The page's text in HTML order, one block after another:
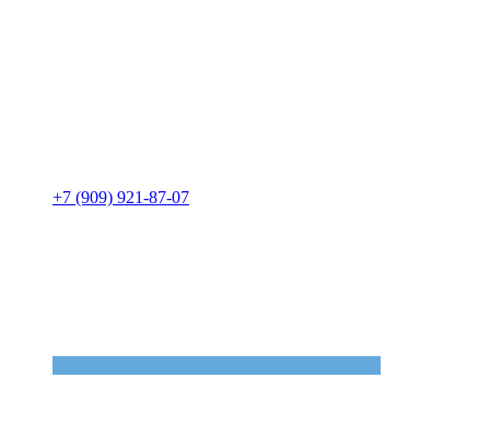
+7 (909) 921-87-07